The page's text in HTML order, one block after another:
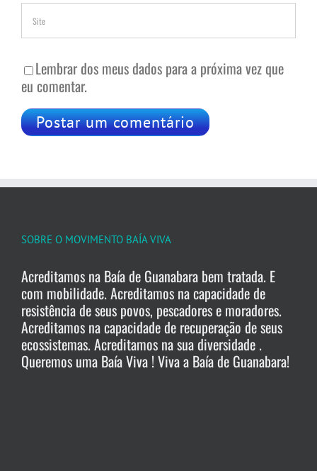
Lembrar dos meus dados para a próxima vez que
eu comentar.
SOBRE O MOVIMENTO BAÍA VIVA
Acreditamos na Baía de Guanabara bem tratada. E
com mobilidade. Acreditamos na capacidade de
resistência de seus povos, pescadores e moradores.
Acreditamos na capacidade de recuperação de seus
ecossistemas. Acreditamos na sua diversidade .
Queremos uma Baía Viva ! Viva a Baía de Guanabara!